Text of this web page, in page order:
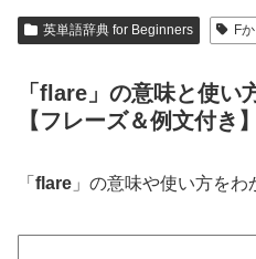
英単語辞典 for Beginners F
「flare」の意味と使い
【フレーズ＆例文付き】
「 flare 」の意味や使い方をわ